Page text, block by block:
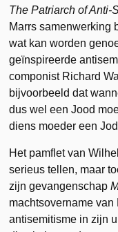
The Patriarch of Anti-
Marrs samenwerking
wat kan worden
geïnspireerde
componist Richard
bijvoorbeeld dat
dus wel een Jood
diens moeder een
Het pamflet van
serieus tellen, maar
zijn gevangenschap
machtsovername
antisemitisme in zijn